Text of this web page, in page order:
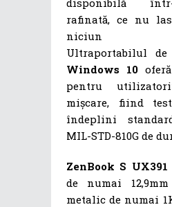
rafinată, ce nu
niciun
Ultraportabilul
Windows 10
pentru
mișcare, fiind
îndeplini
MIL-STD-810G de
ZenBook S UX391
de numai
metalic de numai